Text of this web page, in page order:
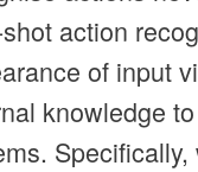
action
of input
knowledge